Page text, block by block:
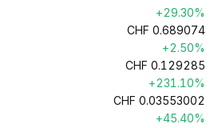
+29.30%
CHF 0.689074
+2.50%
CHF 0.129285
+231.10%
CHF 0.03553002
+45.40%